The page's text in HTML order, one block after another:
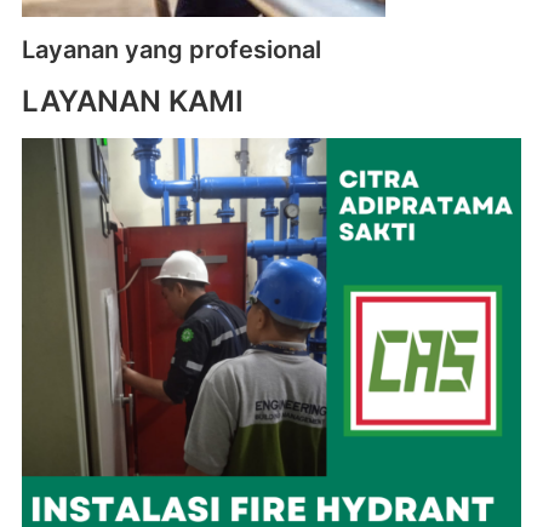
Layanan yang profesional
LAYANAN KAMI